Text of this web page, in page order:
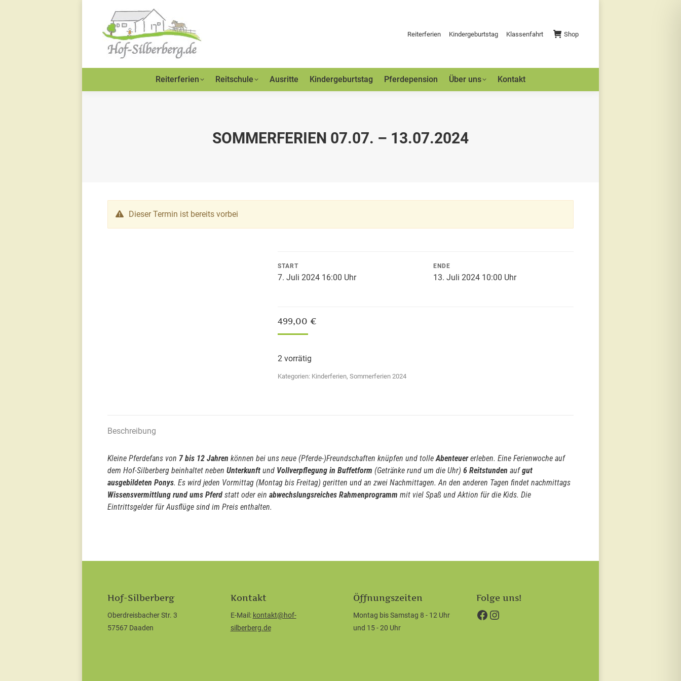
Reiterferien Kindergeburtstag Klassenfahrt Shop
Reiterferien Reitschule Ausritte Kindergeburtstag Pferdepension Über uns Kontakt
SOMMERFERIEN 07.07. – 13.07.2024
Dieser Termin ist bereits vorbei
START
7. Juli 2024 16:00 Uhr
ENDE
13. Juli 2024 10:00 Uhr
499,00 €
2 vorrätig
Kategorien: Kinderferien, Sommerferien 2024
Beschreibung
Kleine Pferdefans von 7 bis 12 Jahren können bei uns neue (Pferde-)Freundschaften knüpfen und tolleAbenteuererleben. Eine Ferienwoche auf
dem Hof-Silberberg beinhaltet neben Unterkunft und Vollverpflegung in Buffetform (Getränke rund um die Uhr) 6 Reitstunden aufgut
ausgebildeten Ponys. Es wird jeden Vormittag (Montag bis Freitag) geritten und an zwei Nachmittagen. An den anderen Tagen findet nachmittags
Wissensvermittlung rund ums Pferd statt oder ein abwechslungsreiches Rahmenprogramm mit viel Spaß und Aktion für die Kids. Die
Eintrittsgelder für Ausflüge sind im Preis enthalten.
Hof-Silberberg
Oberdreisbacher Str. 3
57567 Daaden
Kontakt
E-Mail: kontakt@hof-
silberberg.de
Öffnungszeiten
Montag bis Samstag 8 - 12 Uhr
und 15 - 20 Uhr
Folge uns!
Facebook
Instagram